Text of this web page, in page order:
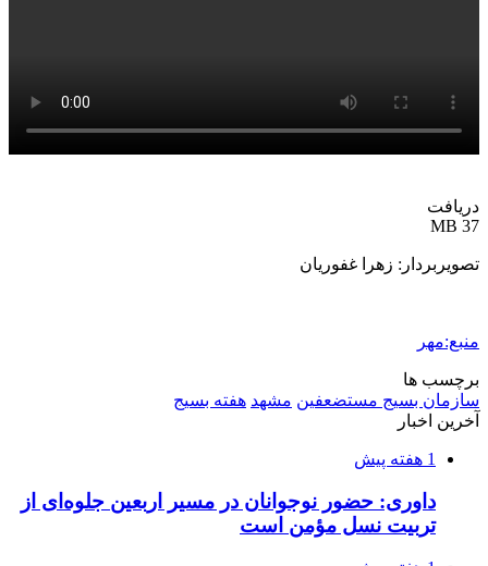
2 هفته پیش
اکیپ صیادان غیرمجاز ماهی در سنقروکلیایی
دستگیر شدند
عمار یاسر و عاقبت قاتلان او
2 هفته پیش
برای مراسم اربعین
2 هفته پیش